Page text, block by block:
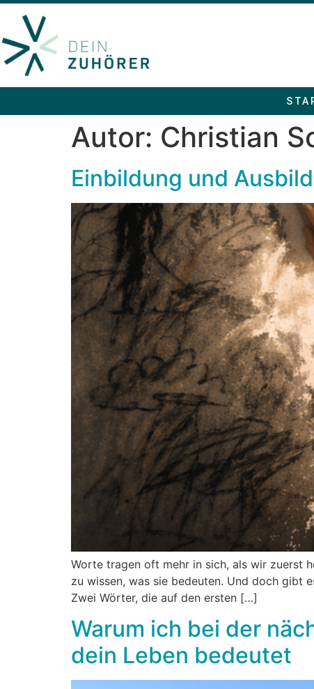
Autor: Christian
Einbildung und
Worte tragen oft mehr in sich, als wir zuerst
zu wissen, was sie bedeuten. Und doch
Zwei Wörter, die auf den ersten […]
Warum ich bei der
dein Leben bedeutet